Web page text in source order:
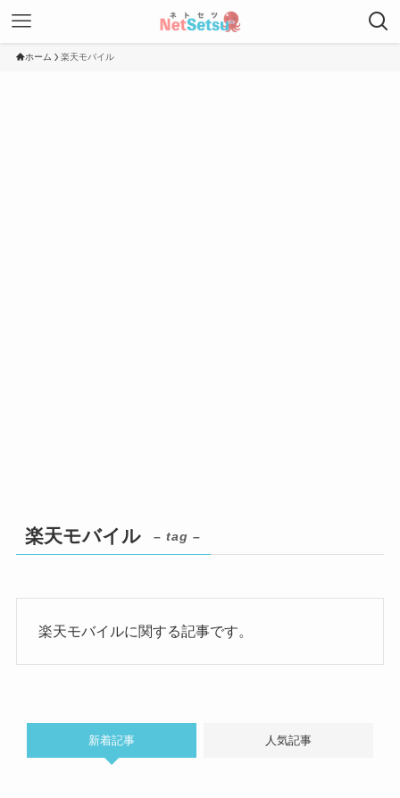
ホーム 楽天モバイル
楽天モバイル – tag –
楽天モバイルに関する記事です。
新着記事 人気記事